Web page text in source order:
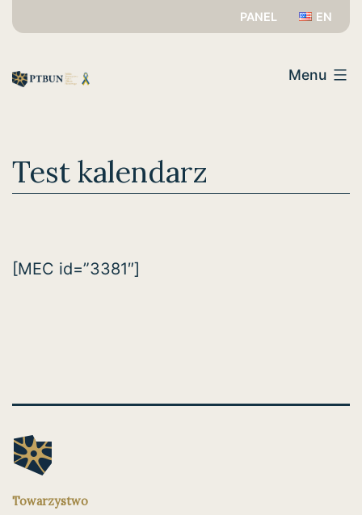
treści
PANEL EN
Menu
Test kalendarz
[MEC id=”3381″]
Towarzystwo